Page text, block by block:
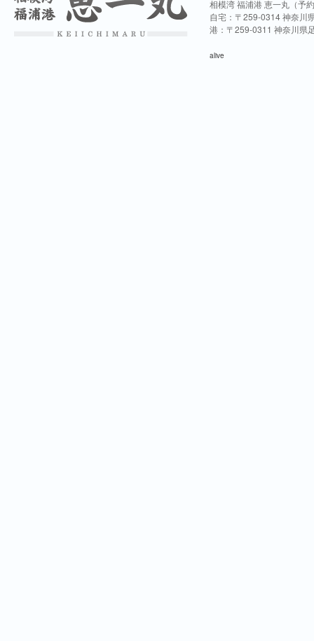
相模湾 福浦港 恵一丸（予
自宅：〒259-0314 神奈川
港：〒259-0311 神奈川県
alive